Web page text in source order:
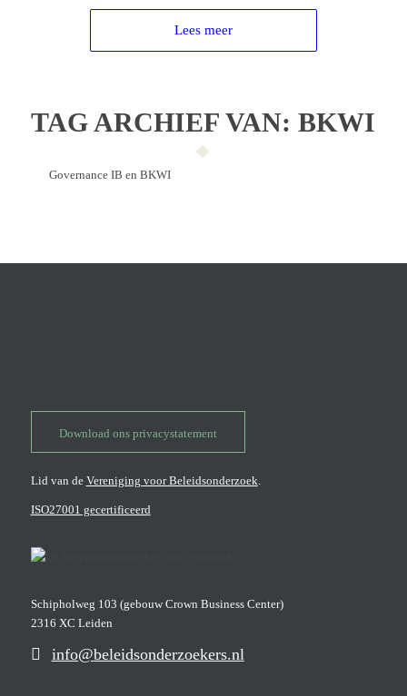
Lees meer
TAG ARCHIEF VAN:BKWI
Governance IB en BKWI
Download ons privacystatement
Lid van de Vereniging voor Beleidsonderzoek
ISO27001 gecertificeerd
Schipholweg 103 (gebouw Crown Business Center)
2316 XC Leiden
info@beleidsonderzoekers.nl